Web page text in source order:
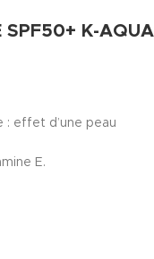
SPF50+ K-AQUA
: effet d’une peau
E.